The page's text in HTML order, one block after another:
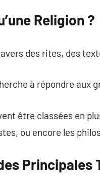
Religion ?
des rites, des
à répondre aux
être classées en
ou encore les
Principales